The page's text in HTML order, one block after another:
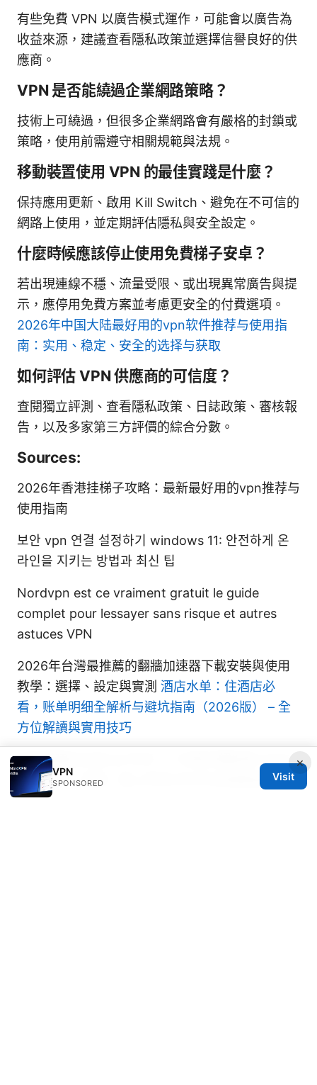
有些免費 VPN 以廣告模式運作，可能會以廣告為
收益來源，建議查看隱私政策並選擇信譽良好的供
應商。
VPN 是否能繞過企業網路策略？
技術上可繞過，但很多企業網路會有嚴格的封鎖或
策略，使用前需遵守相關規範與法規。
移動裝置使用 VPN 的最佳實踐是什麼？
保持應用更新、啟用 Kill Switch、避免在不可信的
網路上使用，並定期評估隱私與安全設定。
什麼時候應該停止使用免費梯子安卓？
若出現連線不穩、流量受限、或出現異常廣告與提
示，應停用免費方案並考慮更安全的付費選項。
2026年中国大陆最好用的vpn软件推荐与使用指
南：实用、稳定、安全的选择与获取
如何評估 VPN 供應商的可信度？
查閱獨立評測、查看隱私政策、日誌政策、審核報
告，以及多家第三方評價的綜合分數。
Sources:
2026年香港挂梯子攻略：最新最好用的vpn推荐与
使用指南
보안 vpn 연결 설정하기 windows 11: 안전하게 온
라인을 지키는 방법과 최신 팁
Nordvpn est ce vraiment gratuit le guide
complet pour lessayer sans risque et autres
astuces VPN
2026年台灣最推薦的翻牆加速器下載安裝與使用
教學：選擇、設定與實測 酒店水单：住酒店必
看，账单明细全解析与避坑指南（2026版） – 全
方位解讀與實用技巧
如何搭建自己的vpn节点：一份超详细指南 2026
版 - 实用、全面、易上手的VPN节点搭建指南
×
VPN
SPONSORED
Visit